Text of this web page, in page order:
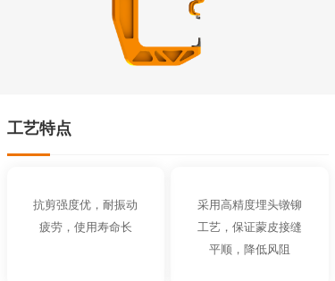
工艺特点
抗剪强度优，耐振动
疲劳，使用寿命长
采用高精度埋头镦铆
工艺，保证蒙皮接缝
平顺，降低风阻